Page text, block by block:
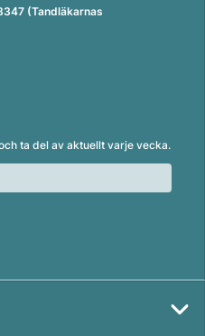
(Tandläkarnas
ta del av aktuellt varje vecka.